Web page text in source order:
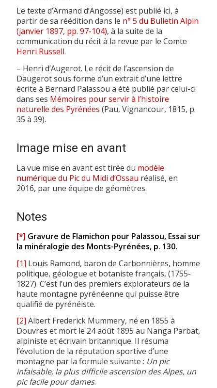
Le texte d’Armand d’Angosse) est publié ici, à
partir de sa réédition dans le n° 5 du Bulletin Alpin
(janvier 1897, pp. 97-104), à la suite de la
communication du récit à la revue par le Comte
Henri Russell.
– Henri d’Augerot. Le récit de l’ascension de
Daugerot sous forme d’un extrait d’une lettre
écrite à Bernard Palassou a été publié par celui-ci
dans ses Mémoires pour servir à l’histoire
naturelle des Pyrénées (Pau, Vignancour, 1815, p.
35 à 39).
Image mise en avant
La vue mise en avant est tirée du modèle
numérique du Pic du Midi d’Ossau réalisé, en
2016, par une équipe de géomètres.
Notes
[*] Gravure de Flamichon pour Palassou, Essai sur
la minéralogie des Monts-Pyrénées, p. 130.
[1] Louis Ramond, baron de Carbonnières, homme
politique, géologue et botaniste français, (1755-
1827). C’est l’un des premiers explorateurs de la
haute montagne pyrénéenne qui puisse être
qualifié de pyrénéiste.
[2] Albert Frederick Mummery, né en 1855 à
Douvres et mort le 24 août 1895 au Nanga Parbat,
alpiniste et écrivain britannique. Il résuma
l’évolution de la réputation sportive d’une
montagne par la formule suivante : Un pic
infaisable, la plus difficile ascension des Alpes, un
pic facile pour dames.